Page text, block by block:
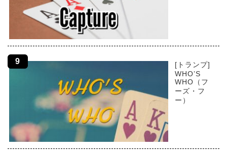
[トランプ]
WHO’S
WHO（フ
ーズ・フ
ー）